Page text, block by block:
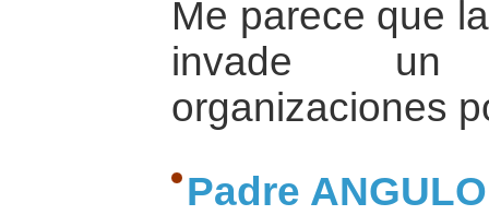
Me parece que
invade un
organizaciones
Padre ANGULO